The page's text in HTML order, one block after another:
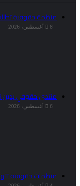
منظمة حقوقية
8 أغسطس، 2026
منتدى حقوقي يدين
6 أغسطس، 2026
منظمات حقوقية